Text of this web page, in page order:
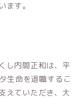
ます。
し内間正和は、平
生命を退職するこ
えていただき、大